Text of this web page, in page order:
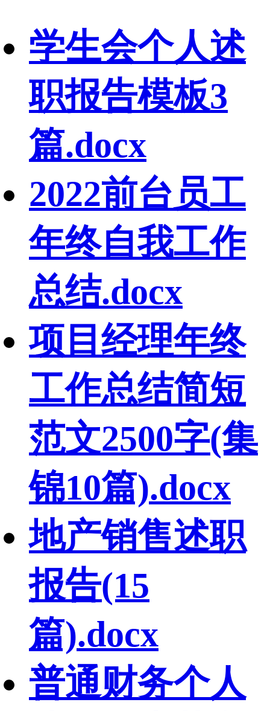
学生会个人述
职报告模板3
篇.docx
2022前台员工
年终自我工作
总结.docx
项目经理年终
工作总结简短
范文2500字(集
锦10篇).docx
地产销售述职
报告(15
篇).docx
普通财务个人